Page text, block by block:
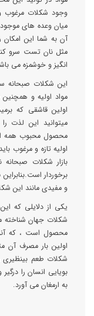
وجود شکلات مرغوب و
میان وعده های موجود
آن به شما این امکان
مثل نان تست سرو
انگیز و خوشمزه می
این شکلات صبحانه
مواد اولیه و
اولین قاشقی که
میتوانید این لذت
محصول محبوب همه
اولیه تازه و مرغوب
بازار شکلات
برخوردار
و مفیدی مانند این
یکی از دلایلی که این
شکلات جهان شناخته
محصول است ، که
اولین بار مصرف آن
شکلات طعم
بویایی انسان را
به ارمغان می آورد.